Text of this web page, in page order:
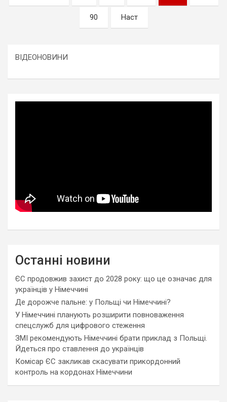
записів
90 Наст
ВІДЕОНОВИНИ
Останні новини
ЄС продовжив захист до 2028 року: що це означає для
українців у Німеччині
Де дорожче пальне: у Польщі чи Німеччині?
У Німеччині планують розширити повноваження
спецслужб для цифрового стеження
ЗМІ рекомендують Німеччині брати приклад з Польщі.
Йдеться про ставлення до українців
Комісар ЄС закликав скасувати прикордонний
контроль на кордонах Німеччини